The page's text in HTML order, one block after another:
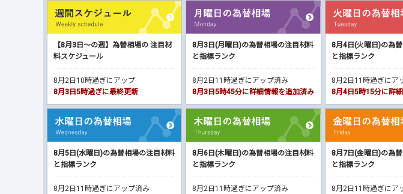
【8月3日～の週】為替相場の 注目材
料スケジュール
8月2日10時過ぎにアップ
8月3日5時過ぎに最終更新
8月3日(月曜日)の為替相場の注目材料
と指標ランク
8月2日11時過ぎにアップ済み
8月3日5時45分に詳細情報を追加済み
8月4日(火曜日)の為
と指標ランク
8月2日11時過ぎにア
8月4日5時15分に詳
8月5日(水曜日)の為替相場の注目材料
と指標ランク
8月2日11時過ぎにアップ済み
8月6日(木曜日)の為替相場の注目材料
と指標ランク
8月2日11時過ぎにアップ済み
8月7日(金曜日)の為
と指標ランク
8月2日11時過ぎにア